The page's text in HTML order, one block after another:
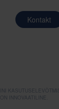
kaudu
disainimine
Kontakt
中文 (简体)
INNOVAATILINE.